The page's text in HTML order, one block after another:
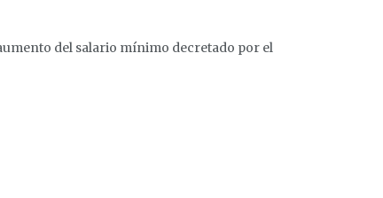
del salario mínimo decretado por el